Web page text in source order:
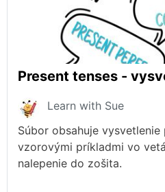
Present tenses -
Learn with Sue
Súbor obsahuje
vzorovými príkladmi vo
nalepenie do zošita.